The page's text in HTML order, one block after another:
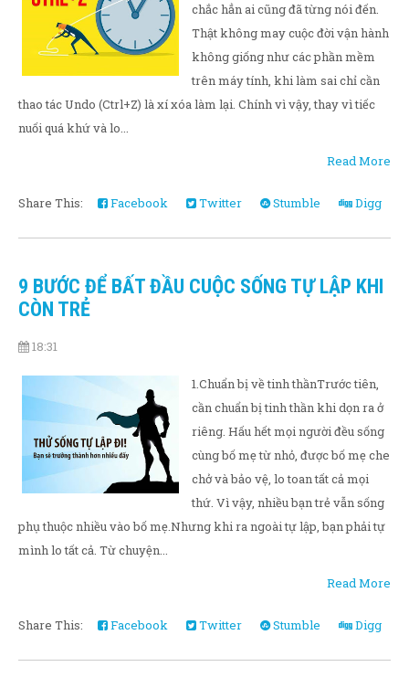
chắc hẳn ai cũng đã từng nói đến.
Thật không may cuộc đời vận hành
không giống như các phần mềm
trên máy tính, khi làm sai chỉ cần
thao tác Undo (Ctrl+Z) là xí xóa làm lại. Chính vì vậy, thay vì tiếc
nuối quá khứ và lo...
Read More
Share This: Facebook Twitter Stumble Digg
9 BƯỚC ĐỂ BẤT ĐẦU CUỘC SỐNG TỰ LẬP KHI
CÒN TRẺ
18:31
1.Chuẩn bị về tinh thầnTrước tiên,
cần chuẩn bị tinh thần khi dọn ra ở
riêng. Hấu hết mọi người đều sống
cùng bố mẹ từ nhỏ, được bố mẹ che
chở và bảo vệ, lo toan tất cả mọi
thứ. Vì vậy, nhiều bạn trẻ vẫn sống
phụ thuộc nhiều vào bố mẹ.Nhưng khi ra ngoài tự lập, bạn phải tự
mình lo tất cả. Từ chuyện...
Read More
Share This: Facebook Twitter Stumble Digg